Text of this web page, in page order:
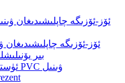
ئۆز-ئۆزىگە چاپلىشىدىغان
ئۆز-ئۆزىگە چاپلىشىدىغان
بىر
ئۈستى قاپلانغان PVC ۋىنىل